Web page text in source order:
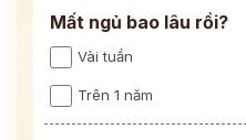
Mất ngủ bao lâu rồi?
Vài tuần
Trên 1 năm